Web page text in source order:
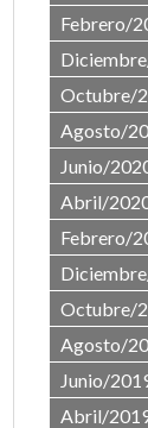
Febrero/
Octubre/
Agosto/
Junio/
Abril/
Febrero/
Octubre/
Agosto/
Junio/
Abril/